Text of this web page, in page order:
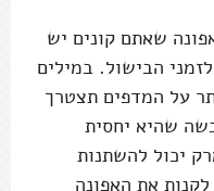
שאתם קונים יש
הבישול. במילים
על המדפים תצטרך
שהיא יחסית
יכול להשתנות
את האפונה